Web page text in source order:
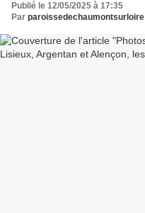
Publié le 12/05/2025 à 17:35
Par paroissedechaumontsurloire